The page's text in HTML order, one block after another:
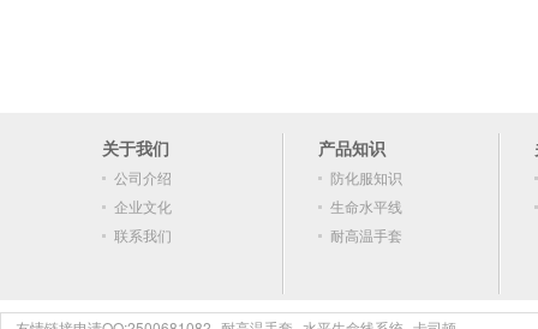
关于我们
公司介绍
企业文化
联系我们
产品知识
防化服知识
生命水平线
耐高温手套